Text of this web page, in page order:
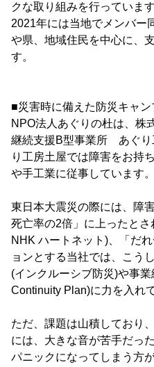
クな取り組みを行っています
2021年には当地でメンバー
や県、地域住民を中心に、
す。
■災害時に備えた防災キャン
NPO法人あぐりの杜は、株
継続支援B型事業所 あぐり
り工房土屋では障害をお持
や手工業に従事しています。
東日本大震災の際には、障
死亡率の2倍」に上ったとさ
NHK ハートネット)、「だ
ョンとする当社では、こう
(インクルーシブ防災)や事
Continuity Plan)に力を入れ
ただ、課題は山積しており
には、大きな音が苦手だっ
パニックになってしまう方